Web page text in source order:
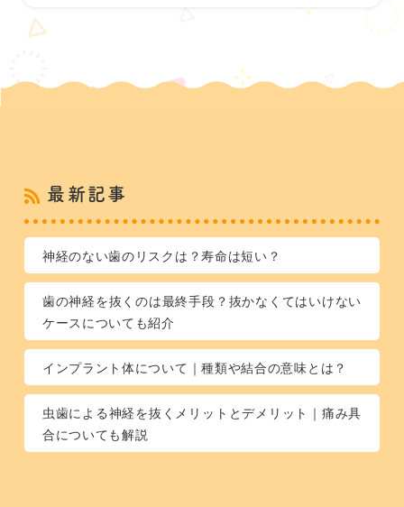
最新記事
神経のない歯のリスクは？寿命は短い？
歯の神経を抜くのは最終手段？抜かなくてはいけない
ケースについても紹介
インプラント体について｜種類や結合の意味とは？
虫歯による神経を抜くメリットとデメリット｜痛み具
合についても解説